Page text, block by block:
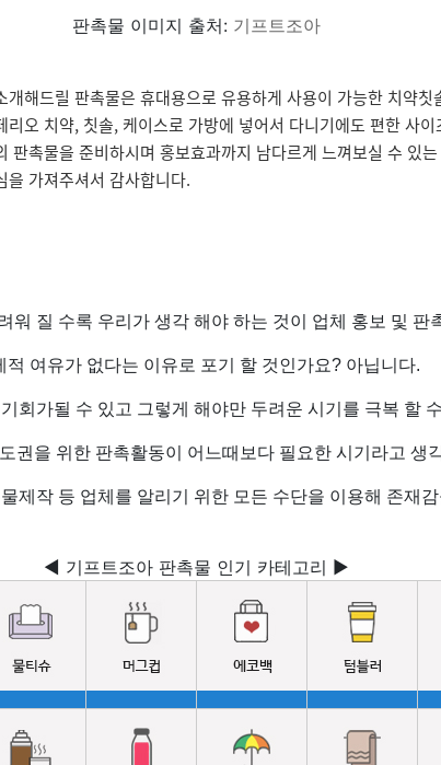
판촉물 이미지 출처: 기프트조아
해드릴 판촉물은 휴대용으로 유용하게 사용이 가능한 치약
오 치약, 칫솔, 케이스로 가방에 넣어서 다니기에도 편한 사
촉물을 준비하시며 홍보효과까지 남다르게 느껴보실 수 있
가져주셔서 감사합니다.
워 질 수록 우리가 생각 해야 하는 것이 업체 홍보 및 판
적 여유가 없다는 이유로 포기 할 것인가요? 아닙니다.
회가될 수 있고 그렇게 해야만 두려운 시기를 극복 할
권을 위한 판촉활동이 어느때보다 필요한 시기라고 생
제작 등 업체를 알리기 위한 모든 수단을 이용해 존재
◀ 기프트조아 판촉물 인기 카테고리 ▶